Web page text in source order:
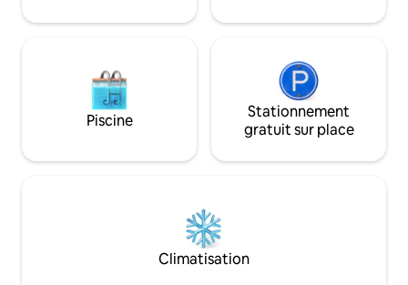
Piscine
Stationnement
gratuit sur place
Climatisation